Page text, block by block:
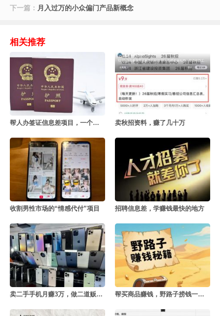
下一篇： 月入过万的小众偏门产品新概念
相关推荐
帮人办签证信息差项目，一个月赚几十万 卖秋招资料，赚了几十万
收割男性市场的“情感代付”项目 招聘信息差，学赚钱最快的地方
卖二手手机月赚3万，做二道贩子的利赚钱密决 帮买商品赚钱，野路子捞钱一天赚3000+